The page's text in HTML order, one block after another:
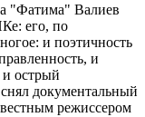
"Фатима" Валиев
его, по
и поэтичность
и
и острый
документальный
режиссером